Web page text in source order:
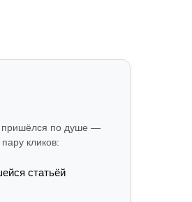
пришёлся по душе —
кликов:
статьёй